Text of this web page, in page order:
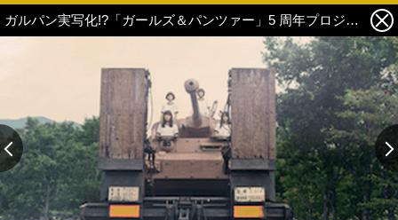
ガルパン実写化!?「ガールズ＆パンツァー」5 周年プロジェクト、実写ダンスムービーが公開！ 22枚目の写真・画像